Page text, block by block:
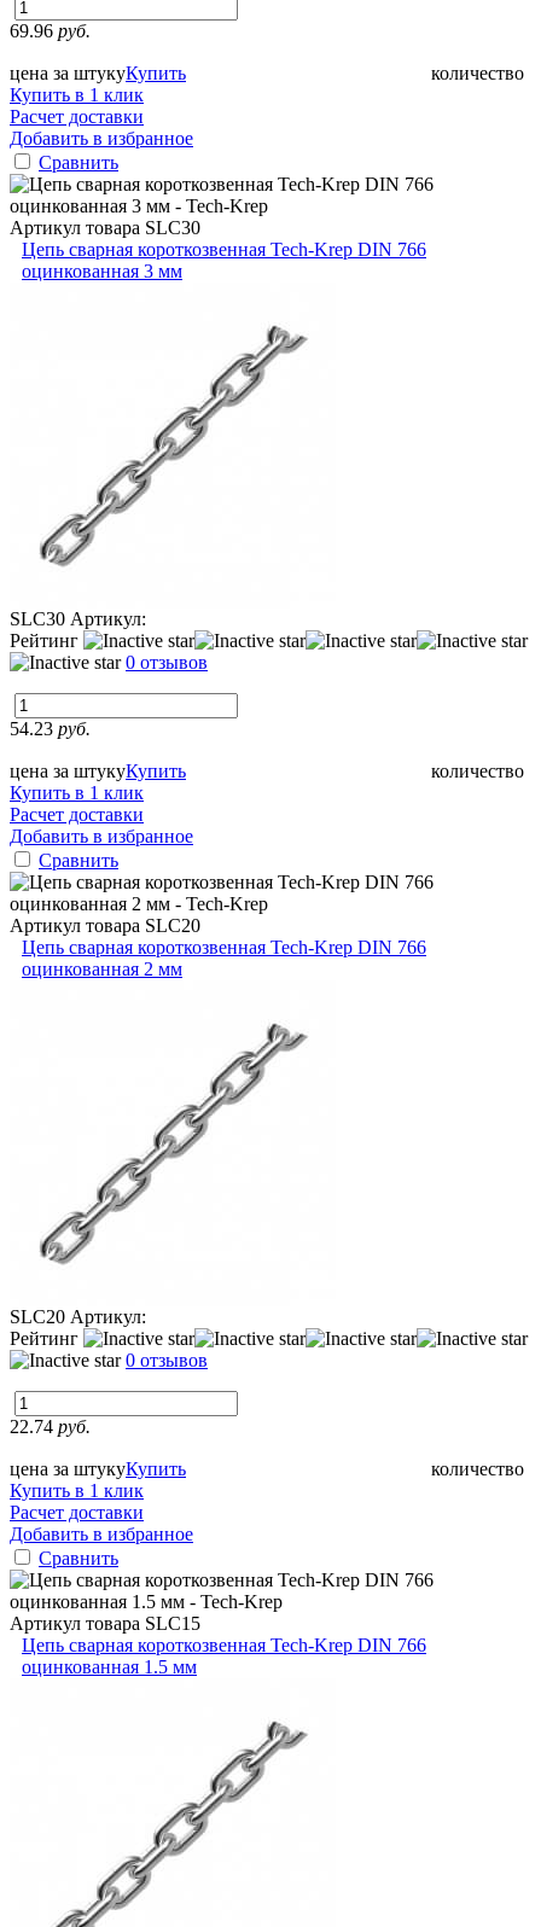
69.96 руб.
цена за штуку количество
Купить
Купить в 1 клик
Расчет доставки
Добавить в избранное
Сравнить
Артикул товара SLC30
Цепь сварная короткозвенная Tech-Krep DIN 766
оцинкованная 3 мм
SLC30 Артикул:
Рейтинг
0 отзывов
54.23 руб.
цена за штуку количество
Купить
Купить в 1 клик
Расчет доставки
Добавить в избранное
Сравнить
Артикул товара SLC20
Цепь сварная короткозвенная Tech-Krep DIN 766
оцинкованная 2 мм
SLC20 Артикул:
Рейтинг
0 отзывов
22.74 руб.
цена за штуку количество
Купить
Купить в 1 клик
Расчет доставки
Добавить в избранное
Сравнить
Артикул товара SLC15
Цепь сварная короткозвенная Tech-Krep DIN 766
оцинкованная 1.5 мм